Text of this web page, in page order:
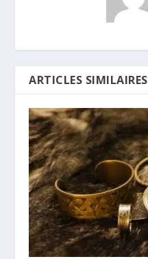
ARTICLES SIMILAIRES